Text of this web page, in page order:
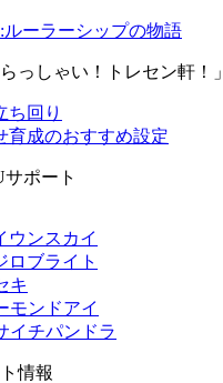
ルーラーシップの物語
っしゃい！トレセン軒！」
ち回り
育成のおすすめ設定
ポート
ウンスカイ
ロブライト
キ
モンドアイ
イチパンドラ
情報